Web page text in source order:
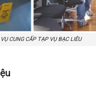
CUNG CẤP TẠP VỤ BẠC LIÊU